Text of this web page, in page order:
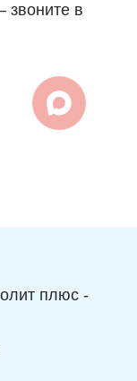
звоните в